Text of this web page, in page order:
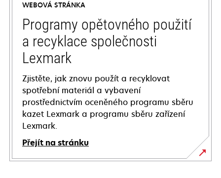
new
tab
WEBOVÁ STRÁNKA
Programy opětovného použití
a recyklace společnosti
Lexmark
Zjistěte, jak znovu použít a recyklovat
spotřební materiál a vybavení
prostřednictvím oceněného programu sběru
kazet Lexmark a programu sběru zařízení
Lexmark.
Přejít na stránku